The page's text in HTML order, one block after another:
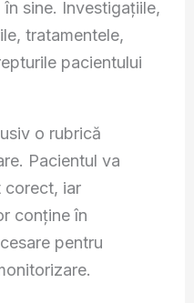
sine. Investigațiile,
tratamentele,
pacientului
o rubrică
Pacientul va
corect, iar
conține în
pentru